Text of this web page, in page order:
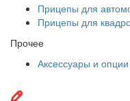
Прицепы для
Прицепы для
Прочее
Аксессуары и опции